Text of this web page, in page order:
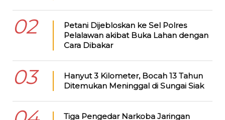
02
Petani Dijebloskan ke Sel Polres
Pelalawan akibat Buka Lahan dengan
Cara Dibakar
03
Hanyut 3 Kilometer, Bocah 13 Tahun
Ditemukan Meninggal di Sungai Siak
Tiga Pengedar Narkoba Jaringan